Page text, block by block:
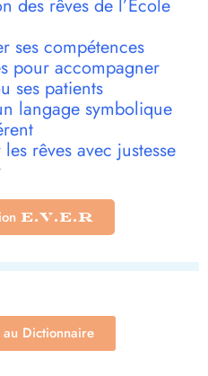
des rêves de l’École
ses compétences
pour accompagner
ses patients
langage symbolique
rêves avec justesse
E.V.E.R
au Dictionnaire